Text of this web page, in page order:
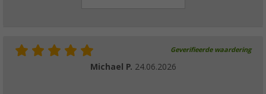
Geverifieerde waardering
Michael P. 24.06.2026